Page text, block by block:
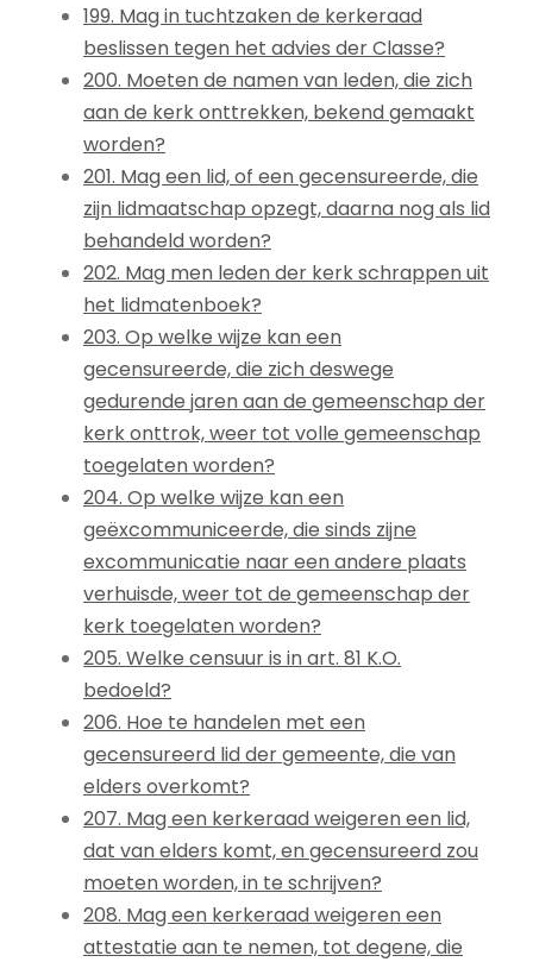
199. Mag in tuchtzaken de kerkeraad
beslissen tegen het advies der Classe?
200. Moeten de namen van leden, die zich
aan de kerk onttrekken, bekend gemaakt
worden?
201. Mag een lid, of een gecensureerde, die
zijn lidmaatschap opzegt, daarna nog als lid
behandeld worden?
202. Mag men leden der kerk schrappen uit
het lidmatenboek?
203. Op welke wijze kan een
gecensureerde, die zich deswege
gedurende jaren aan de gemeenschap der
kerk onttrok, weer tot volle gemeenschap
toegelaten worden?
204. Op welke wijze kan een
geëxcommuniceerde, die sinds zijne
excommunicatie naar een andere plaats
verhuisde, weer tot de gemeenschap der
kerk toegelaten worden?
205. Welke censuur is in art. 81 K.O.
bedoeld?
206. Hoe te handelen met een
gecensureerd lid der gemeente, die van
elders overkomt?
207. Mag een kerkeraad weigeren een lid,
dat van elders komt, en gecensureerd zou
moeten worden, in te schrijven?
208. Mag een kerkeraad weigeren een
attestatie aan te nemen, tot degene, die